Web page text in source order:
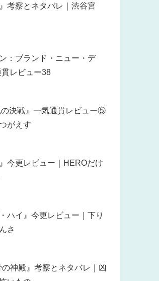
考察とネタバレ｜渋谷宮
：ブランド・ニュー・デ
レビュー38
の決戦』一気通貫レビュー⑤
がえす
今更レビュー｜HEROだけ
ハイ』今更レビュー｜下り
さ
神殿』考察とネタバレ｜凶